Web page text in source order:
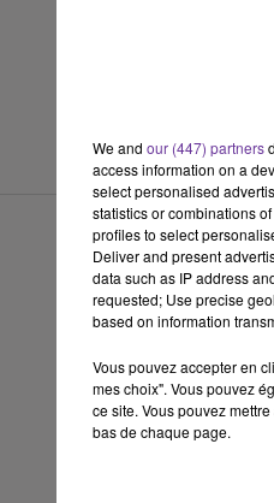
du
We and our (447) partners
access information on a
select personalised
statistics or combinations
profiles to select
Deliver and present
data such as IP address
requested; Use precise
based on information
Vous pouvez accepter en
mes choix". Vous pouvez
ce site. Vous pouvez
bas de chaque page.